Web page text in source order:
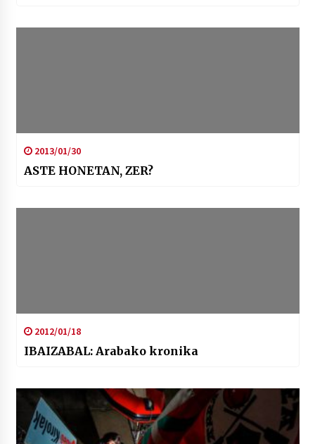
2013/01/30
ASTE HONETAN, ZER?
2012/01/18
IBAIZABAL: Arabako kronika